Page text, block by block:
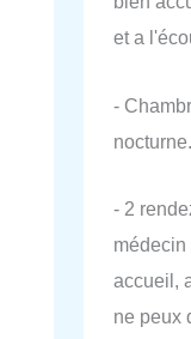
et a
-
nocturne.
- 2
médecin
accueil,
ne peux